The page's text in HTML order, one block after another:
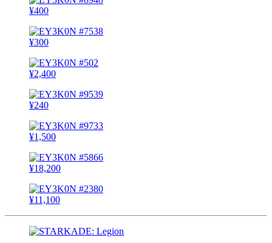
¥400
¥300
¥2,400
¥240
¥1,500
¥18,200
¥11,100